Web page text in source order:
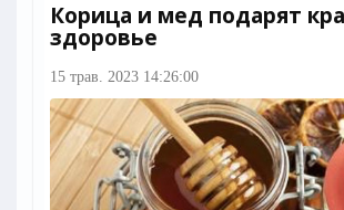
Корица и мед подарят
здоровье
15 трав. 2023 14:26:00